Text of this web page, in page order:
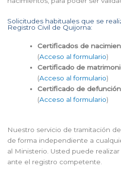
Solicitudes habituales que se
Registro Civil de Quijorna:
Certificados de
(Acceso al formulario)
Certificado de
(Acceso al formulario)
Certificado de
(Acceso al formulario)
Nuestro servicio de tramitación
de forma independiente a
al Ministerio. Usted puede
ante el registro competente.